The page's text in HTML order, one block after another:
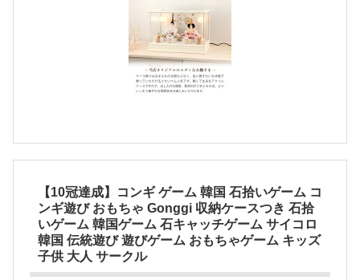
【10冠達成】コンギ ゲーム 韓国 石拾いゲーム コ
ンギ遊び おもちゃ Gonggi 収納ケースつき 石拾
いゲーム 韓国ゲーム 石キャッチゲーム サイコロ
韓国 伝統遊び 遊びゲーム おもちゃゲーム キッズ
子供 大人 サークル